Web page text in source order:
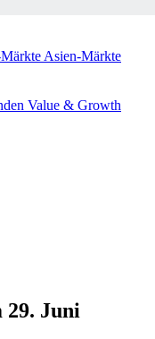
Asien-Märkte
Value & Growth
29. Juni